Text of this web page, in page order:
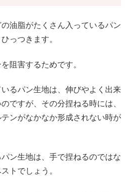
油脂がたくさん入っているパン
っつきます。
阻害するためです。
るパン生地は、伸びやよく出来
ですが、その分捏ねる時には、
ンがなかなか形成されない時が
ン生地は、手で捏ねるのではな
トでしょう。